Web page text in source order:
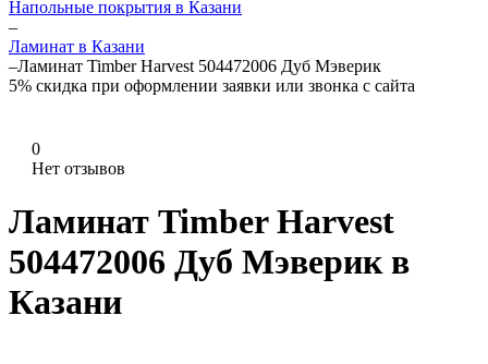
Напольные покрытия в Казани
–
Ламинат в Казани
–Ламинат Timber Harvest 504472006 Дуб Мэверик
5% скидка при оформлении заявки или звонка с сайта
0
Нет отзывов
Ламинат Timber Harvest
504472006 Дуб Мэверик в
Казани